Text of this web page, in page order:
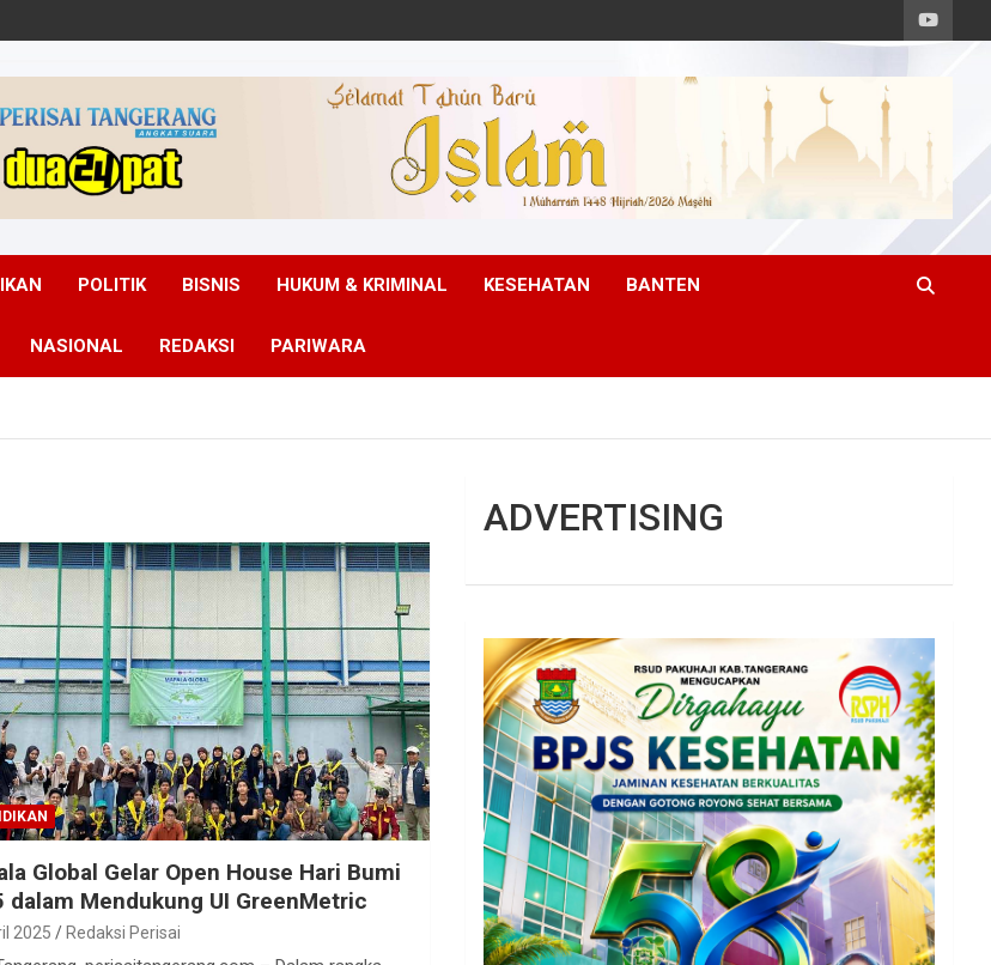
POLITIK BISNIS HUKUM & KRIMINAL KESEHATAN BANTEN
NASIONAL REDAKSI PARIWARA
Global Gelar Open House Hari Bumi
dalam Mendukung UI GreenMetric
2025 Redaksi Perisai
ADVERTISING